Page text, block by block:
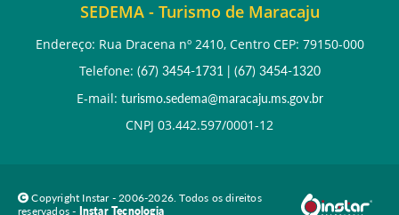
SEDEMA - Turismo de Maracaju
Endereço: Rua Dracena nº 2410, Centro CEP: 79150-000
Telefone: (67) 3454-1731 | (67) 3454-1320
E-mail: turismo.sedema@maracaju.ms.gov.br
CNPJ 03.442.597/0001-12
Copyright Instar - 2006-2026. Todos os direitos
reservados - Instar Tecnologia